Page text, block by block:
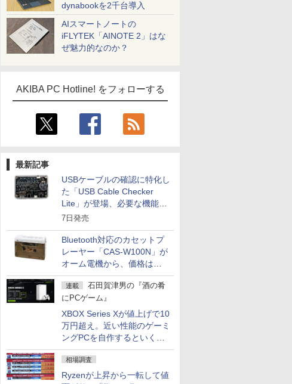
dynabookを2千台導入
AIスマートノートの
iFLYTEK「AINOTE 2」はな
ぜ魅力的なのか？
AKIBA PC Hotline! をフォローする
最新記事
USBケーブルの確認に特化し
た「USB Cable Checker
Lite」が登場、必要な機能を
凝縮しコンパクトに
7日発売
Bluetooth対応のカセットプ
レーヤー「CAS-W100N」が
オーム電機から、価格は
5,940円
連載
石田賀津男の『酒の肴
にPCゲーム』
XBOX Series Xが値上げで10
万円超え。近い性能のゲーミ
ングPCを自作するといくら
になる？
相場調査
Ryzenが上昇から一転して値
ュース
ナル
ミー
ICE
天海社
impress QuickBooks
PUBFUN
パブファンセルフ
IPGネットワーク
TシャツPOD pTa.shop
カスタム写真集POD fabli
tion